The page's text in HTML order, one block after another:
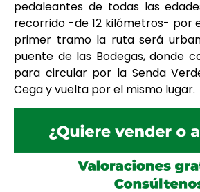
pedaleantes de todas las
recorrido -de 12 kilómetros- por
primer tramo la ruta será
puente de las Bodegas, donde
para circular por la Senda
Cega y vuelta por el mismo lugar.